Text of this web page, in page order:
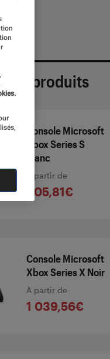
de produits
Console Microsoft
Xbox Series S
Blanc
À partir de
605,81€
Console Microsoft
Xbox Series X Noir
À partir de
1 039,56€